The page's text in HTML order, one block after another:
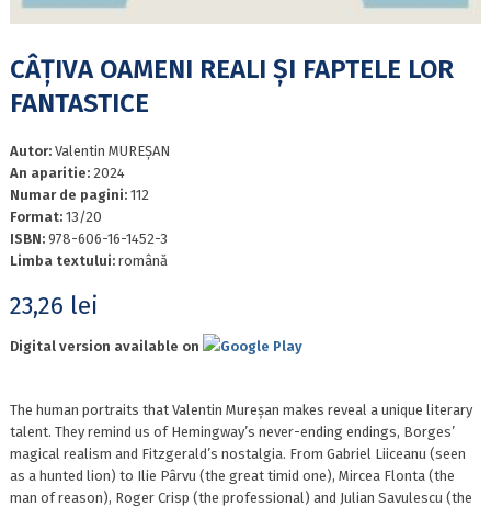
CÂȚIVA OAMENI REALI ȘI FAPTELE LOR
FANTASTICE
Autor: Valentin MUREȘAN
An aparitie: 2024
Numar de pagini: 112
Format: 13/20
ISBN: 978-606-16-1452-3
Limba textului: română
23,26 lei
Digital version available on Google Play
The human portraits that Valentin Mureșan makes reveal a unique literary
talent. They remind us of Hemingway’s never-ending endings, Borges’
magical realism and Fitzgerald’s nostalgia. From Gabriel Liiceanu (seen
as a hunted lion) to Ilie Pârvu (the great timid one), Mircea Flonta (the
man of reason), Roger Crisp (the professional) and Julian Savulescu (the